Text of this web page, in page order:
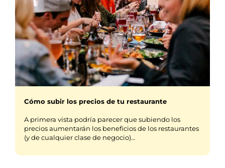
Cómo subir los precios de tu restaurante
A primera vista podría parecer que subiendo los
precios aumentarán los beneficios de los restaurantes
(y de cualquier clase de negocio)…